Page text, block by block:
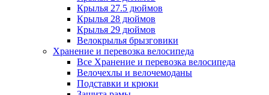
Крылья 27.5 дюймов
Крылья 28 дюймов
Крылья 29 дюймов
Велокрылья брызговики
Хранение и перевозка велосипеда
Все Хранение и перевозка велосипеда
Велочехлы и велочемоданы
Подставки и крюки